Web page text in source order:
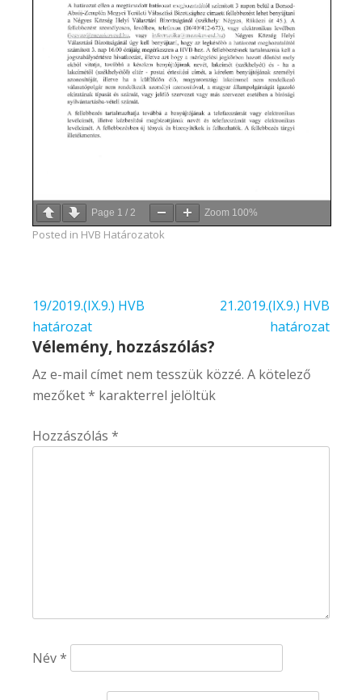
Page 1 / 2 Zoom 100%
Posted in HVB Határozatok
Bejegyzés
navigáció
19/2019.(IX.9.) HVB
határozat
21.2019.(IX.9.) HVB
határozat
Vélemény, hozzászólás?
Az e-mail címet nem tesszük közzé. A kötelező
mezőket* karakterrel jelöltük
Hozzászólás *
Név*